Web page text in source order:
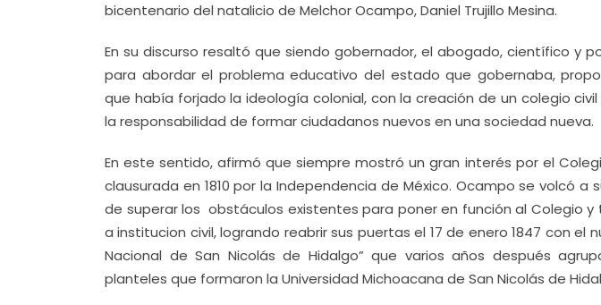
bicentenario del natalicio de Melchor Ocampo, Daniel Trujillo Mesina.
En su discurso resaltó que siendo gobernador, el abogado, científico y
para abordar el problema educativo del estado que gobernaba,
que había forjado la ideología colonial, con la creación de un colegio
la responsabilidad de formar ciudadanos nuevos en una sociedad nueva.
En este sentido, afirmó que siempre mostró un gran interés por el
clausurada en 1810 por la Independencia de México. Ocampo se volcó
de superar los obstáculos existentes para poner en función al Colegio
a institucion civil, logrando reabrir sus puertas el 17 de enero 1847 con el
Nacional de San Nicolás de Hidalgo” que varios años después
planteles que formaron la Universidad Michoacana de San Nicolás de